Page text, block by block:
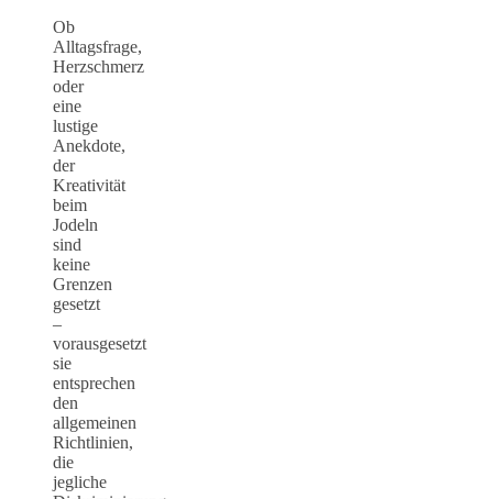
Ob
Alltagsfrage,
Herzschmerz
oder
eine
lustige
Anekdote,
der
Kreativität
beim
Jodeln
sind
keine
Grenzen
gesetzt
–
vorausgesetzt
sie
entsprechen
den
allgemeinen
Richtlinien,
die
jegliche